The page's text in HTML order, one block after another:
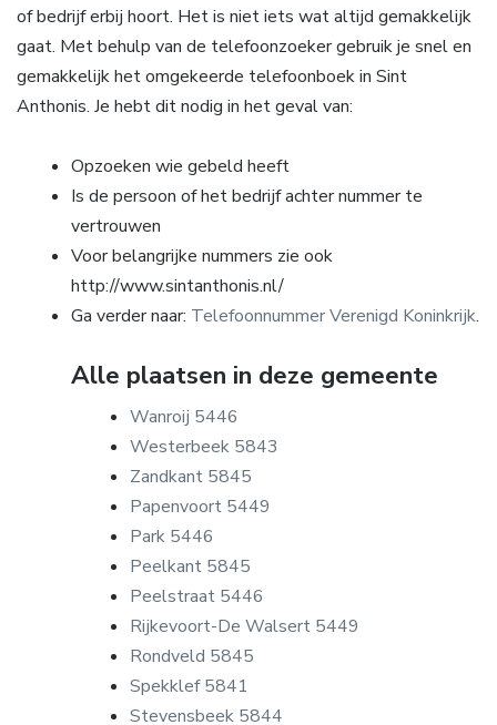
of bedrijf erbij hoort. Het is niet iets wat altijd gemakkelijk
gaat. Met behulp van de telefoonzoeker gebruik je snel en
gemakkelijk het omgekeerde telefoonboek in Sint
Anthonis. Je hebt dit nodig in het geval van:
Opzoeken wie gebeld heeft
Is de persoon of het bedrijf achter nummer te
vertrouwen
Voor belangrijke nummers zie ook
http://www.sintanthonis.nl/
Ga verder naar: Telefoonnummer Verenigd Koninkrijk.
Alle plaatsen in deze gemeente
Wanroij 5446
Westerbeek 5843
Zandkant 5845
Papenvoort 5449
Park 5446
Peelkant 5845
Peelstraat 5446
Rijkevoort-De Walsert 5449
Rondveld 5845
Spekklef 5841
Stevensbeek 5844